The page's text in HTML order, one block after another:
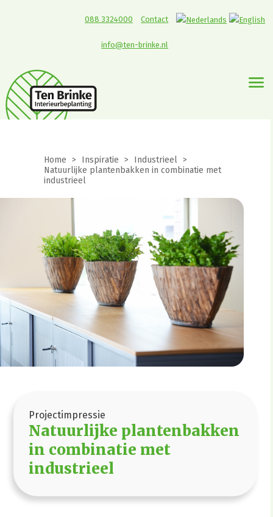
Contact
088 3324000
info@ten-brinke.nl
Home > Inspiratie > Industrieel >
Natuurlijke plantenbakken in combinatie met
industrieel
Projectimpressie
Natuurlijke plantenbakken
in combinatie met
industrieel